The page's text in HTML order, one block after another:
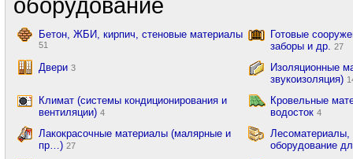
оборудование
Бетон, ЖБИ, кирпич, стеновые материалы
51
Готовые
заборы и др.27
Двери 3
Изоляционные
звукоизоляция)
Климат (системы кондиционирования и
вентиляции) 4
Кровельные
водосток4
Лакокрасочные материалы (малярные и
пр…) 27
оборудование